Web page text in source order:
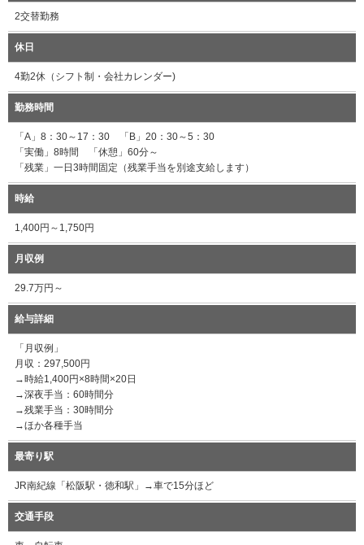
2交替勤務
休日
4勤2休（シフト制・会社カレンダー)
勤務時間
「A」8：30～17：30 「B」20：30～5：30
「実働」8時間 「休憩」60分～
「残業」一日3時間固定（残業手当を別途支給します）
時給
1,400円～1,750円
月収例
29.7万円～
給与詳細
「月収例」
月収：297,500円
→時給1,400円×8時間×20日
→深夜手当：60時間分
→残業手当：30時間分
→ほか各種手当
最寄り駅
JR南紀線「松阪駅・徳和駅」→車で15分ほど
交通手段